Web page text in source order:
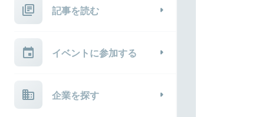
記事を読む
イベントに参加する
企業を探す